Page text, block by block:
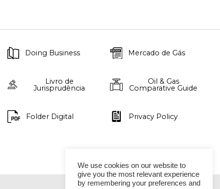
Doing Business Mercado de Gás
Livro de
Jurisprudência
Oil & Gas
Comparative Guide
Folder Digital Privacy Policy
We use cookies on our website to
give you the most relevant experience
by remembering your preferences and